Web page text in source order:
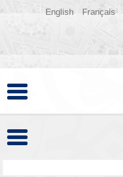
Français
English